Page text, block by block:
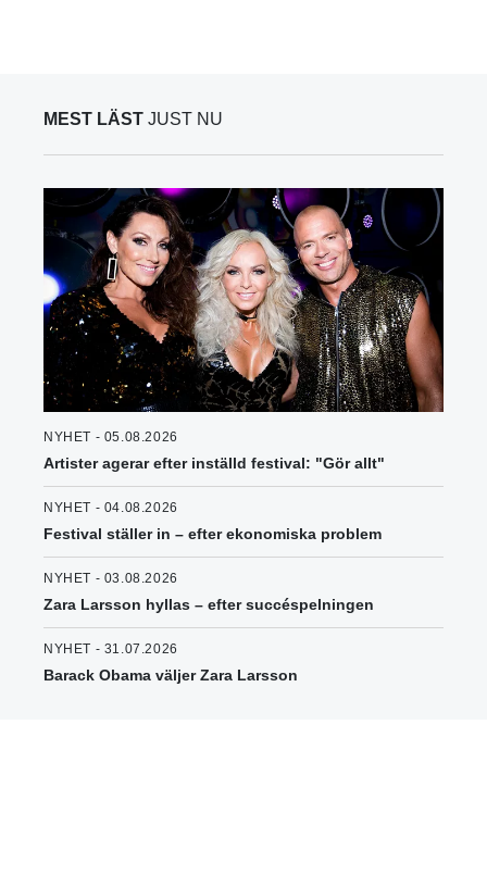
MEST LÄST JUST NU
NYHET - 05.08.2026
Artister agerar efter inställd festival: "Gör allt"
NYHET - 04.08.2026
Festival ställer in – efter ekonomiska problem
NYHET - 03.08.2026
Zara Larsson hyllas – efter succéspelningen
NYHET - 31.07.2026
Barack Obama väljer Zara Larsson